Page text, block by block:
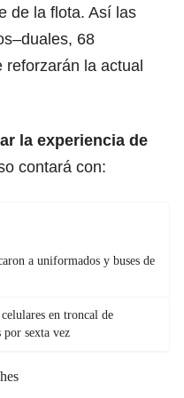
de la flota. Así las
68
reforzarán la actual
la experiencia de
contará con:
a uniformados y buses de
en troncal de
por sexta vez